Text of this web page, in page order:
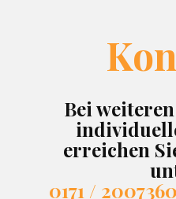
Bei
erreichen
0171 / 2007360